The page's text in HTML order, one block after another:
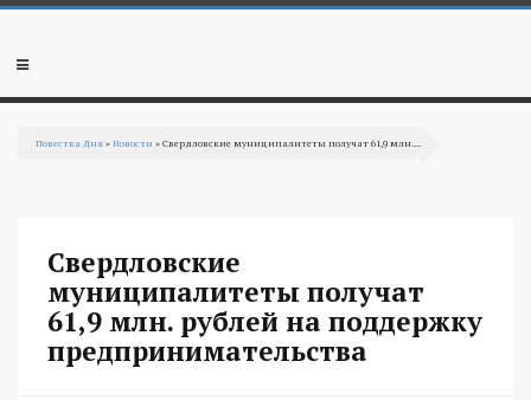
Перейти к основному содержанию
Мобильное
Повестка Дня »Новости » Свердловские муниципалитеты получат 61,9 млн....
Свердловские
муниципалитеты получат
61,9 млн. рублей на поддержку
предпринимательства